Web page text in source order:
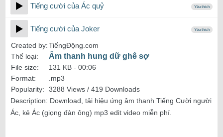
Tiếng cười của Ác quỷ Yêu thích
Tiếng cười của Joker Yêu thích
Created by:TiếngĐộng.com
Thể loại:
Âm thanh hung dữ ghê sợ
File size: 131 KB - 00:06
Format:
.mp3
Popularity:
3288 Views / 419 Downloads
Description: Download, tải hiệu ứng âm thanh Tiếng Cười người
Ác, kẻ Ác (giọng đàn ông) mp3 edit video miễn phí.